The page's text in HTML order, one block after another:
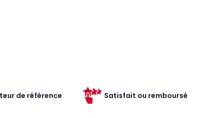
de référence Satisfait ou remboursé